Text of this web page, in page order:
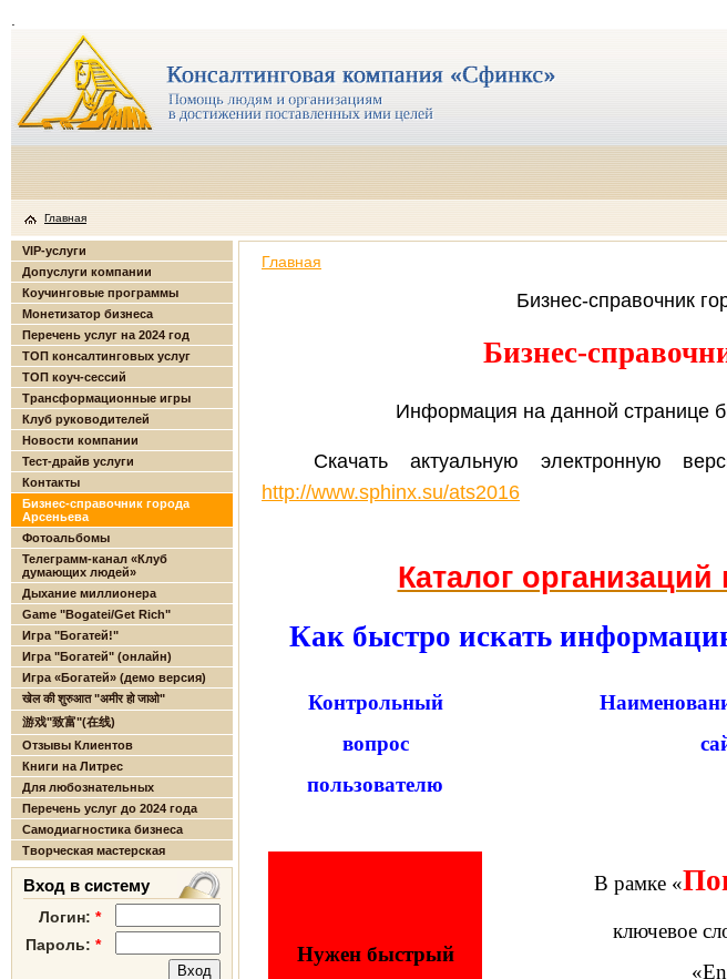
Главная
VIP-услуги
Допуслуги компании
Коучинговые программы
Монетизатор бизнеса
Перечень услуг на 2024 год
ТОП консалтинговых услуг
ТОП коуч-сессий
Трансформационные игры
Клуб руководителей
Новости компании
Тест-драйв услуги
Контакты
Бизнес-справочник города
Арсеньева
Фотоальбомы
Телеграмм-канал «Клуб
думающих людей»
Дыхание миллионера
Game "Bogatei/Get Rich"
Игра "Богатей!"
Игра "Богатей" (онлайн)
Игра «Богатей» (демо версия)
खेल की शुरुआत "अमीर हो जाओ"
游戏"致富"(在线)
Отзывы Клиентов
Книги на Литрес
Для любознательных
Перечень услуг до 2024 года
Самодиагностика бизнеса
Творческая мастерская
Вход в систему
Логин: *
Пароль: *
Главная
Бизнес-справочник
Бизнес-
Информация на данной странице
Скачать актуальную электронную
http://www.sphinx.su/ats2016
Каталог
Как быстро искать
Контрольный
вопрос
пользователю
Нужен быстрый
В рамке «
ключевое